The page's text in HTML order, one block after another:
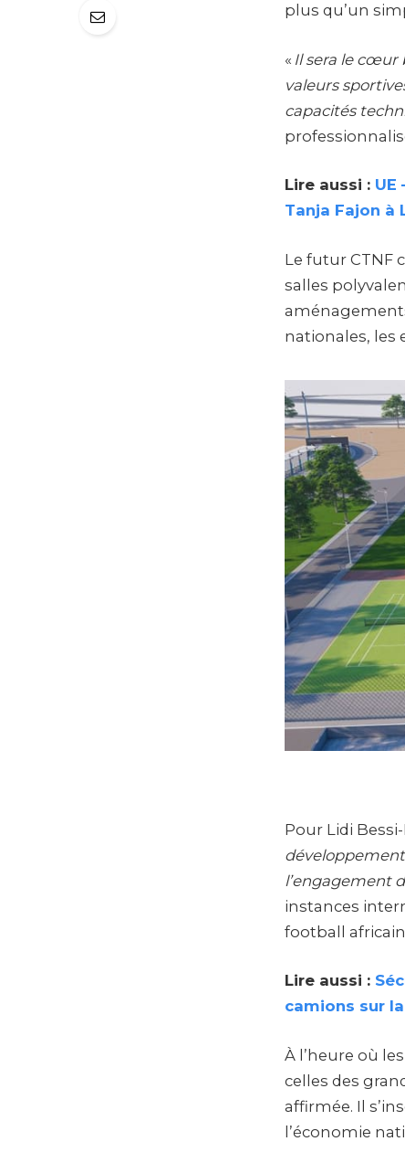
plus qu’un
« Il sera le cœur
valeurs
capacités
Lire aussi : UE
Tanja Fajon à
Le futur CTNF
salles
nationales, les
Pour Lidi
l’engagement
instances
football
Lire aussi :
camions sur la
À l’heure où
celles des
affirmée. Il
l’économie